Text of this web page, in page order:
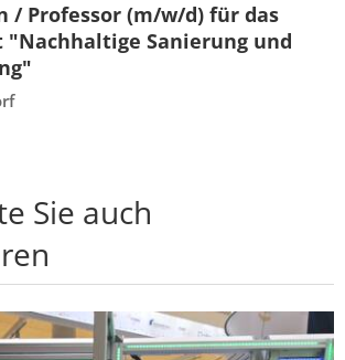
/ Professor (m/w/d) für das
"Nachhaltige Sanierung und
Sie auch